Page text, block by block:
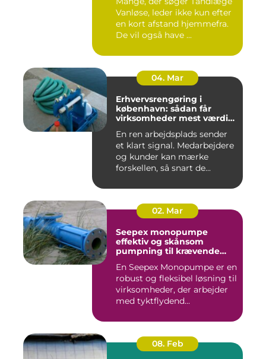
Vanløse, leder ikke kun efter
en kort afstand hjemmefra.
De vil også have ...
04. Mar
Erhvervsrengøring i
københavn: sådan får
virksomheder mest værdi
En ren arbejdsplads sender
et klart signal. Medarbejdere
og kunder kan mærke
forskellen, så snart de...
02. Mar
Seepex monopumpe
effektiv og skånsom
pumpning til krævende
En Seepex Monopumpe er en
robust og fleksibel løsning til
virksomheder, der arbejder
med tyktflydend...
08. Feb